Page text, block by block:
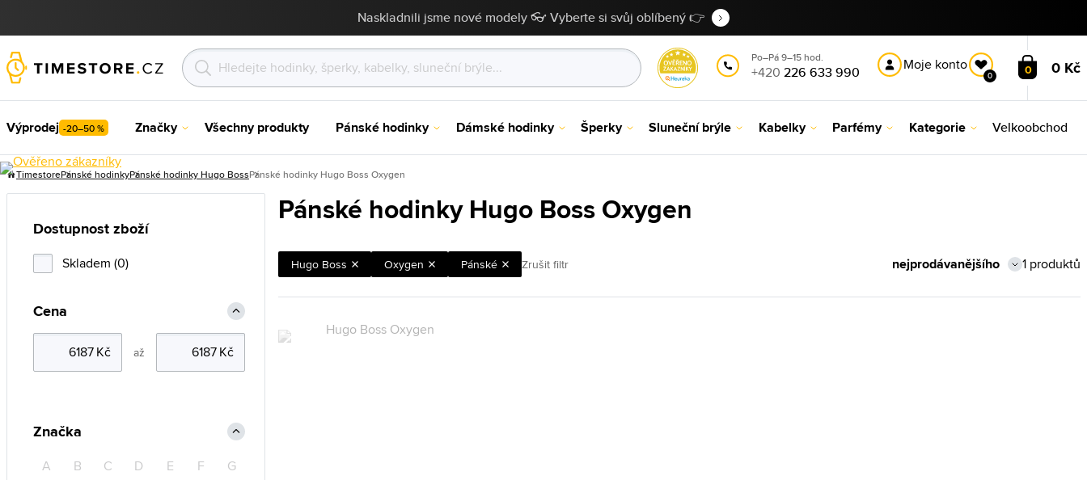
Naskladnili jsme nové modely 👓 Vyberte si svůj oblíbený 👉
Po–Pá 9–15 hod.
+420 226 633 990 Moje konto
0 0 0 Kč
Výprodej -20–50 % Značky Všechny produkty Pánské hodinky Dámské hodinky Šperky Sluneční brýle Kabelky Parfémy Kategorie Velkoobchod
TimestorePánské hodinkyPánské hodinky Hugo BossPánské hodinky Hugo Boss Oxygen
Pánské hodinky Hugo Boss Oxygen
Hugo Boss Oxygen Pánské Zrušit filtr 1 produktů
Dostupnost zboží
Skladem (0)
Cena
až
Značka
A B C D E F
G